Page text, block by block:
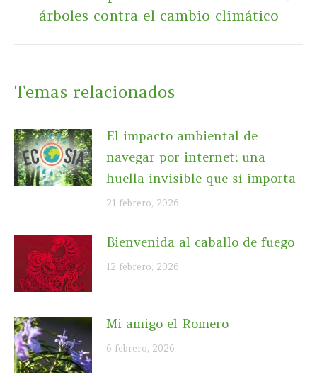
siguiente:
árboles contra el cambio climático
Temas relacionados
El impacto ambiental de
navegar por internet: una
huella invisible que sí importa
21 febrero, 2026
Bienvenida al caballo de fuego
12 febrero, 2026
Mi amigo el Romero
6 febrero, 2026